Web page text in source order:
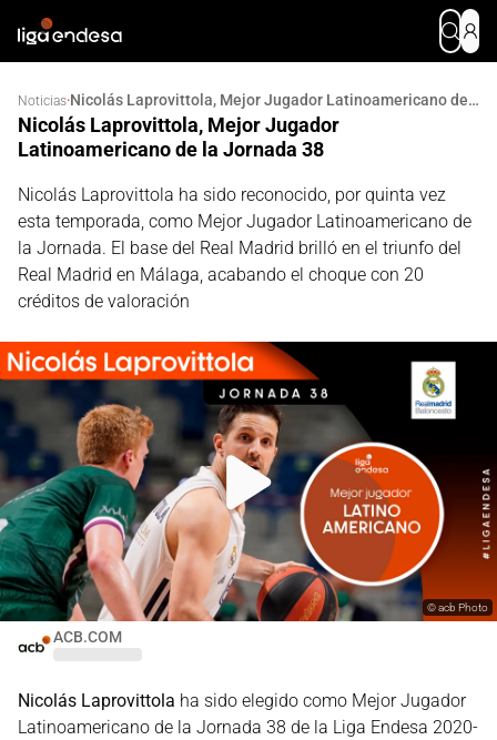
Noticias· Nicolás Laprovittola, Mejor Jugador Latinoamericano de la Jornada 38
Nicolás Laprovittola, Mejor Jugador
Latinoamericano de la Jornada 38
Nicolás Laprovittola ha sido reconocido, por quinta vez
esta temporada, como Mejor Jugador Latinoamericano de
la Jornada. El base del Real Madrid brilló en el triunfo del
Real Madrid en Málaga, acabando el choque con 20
créditos de valoración
ACB.COM
©acb Photo
Nicolás Laprovittola ha sido elegido como Mejor Jugador
Latinoamericano de la Jornada 38 de la Liga Endesa 2020-